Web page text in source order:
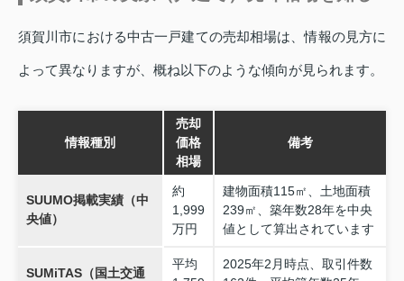
須賀川市における中古一戸建ての売却相場は、情報の見方に
よって異なりますが、概ね以下のような傾向が見られます。
情報種別
売却
価格
相場
備考
SUUMO掲載実績（中
央値）
約
1,999
万円
建物面積115㎡、土地面積
239㎡、築年数28年を中央
値として算出されています
SUMiTAS（国土交通
平均
2025年2月時点、取引件数